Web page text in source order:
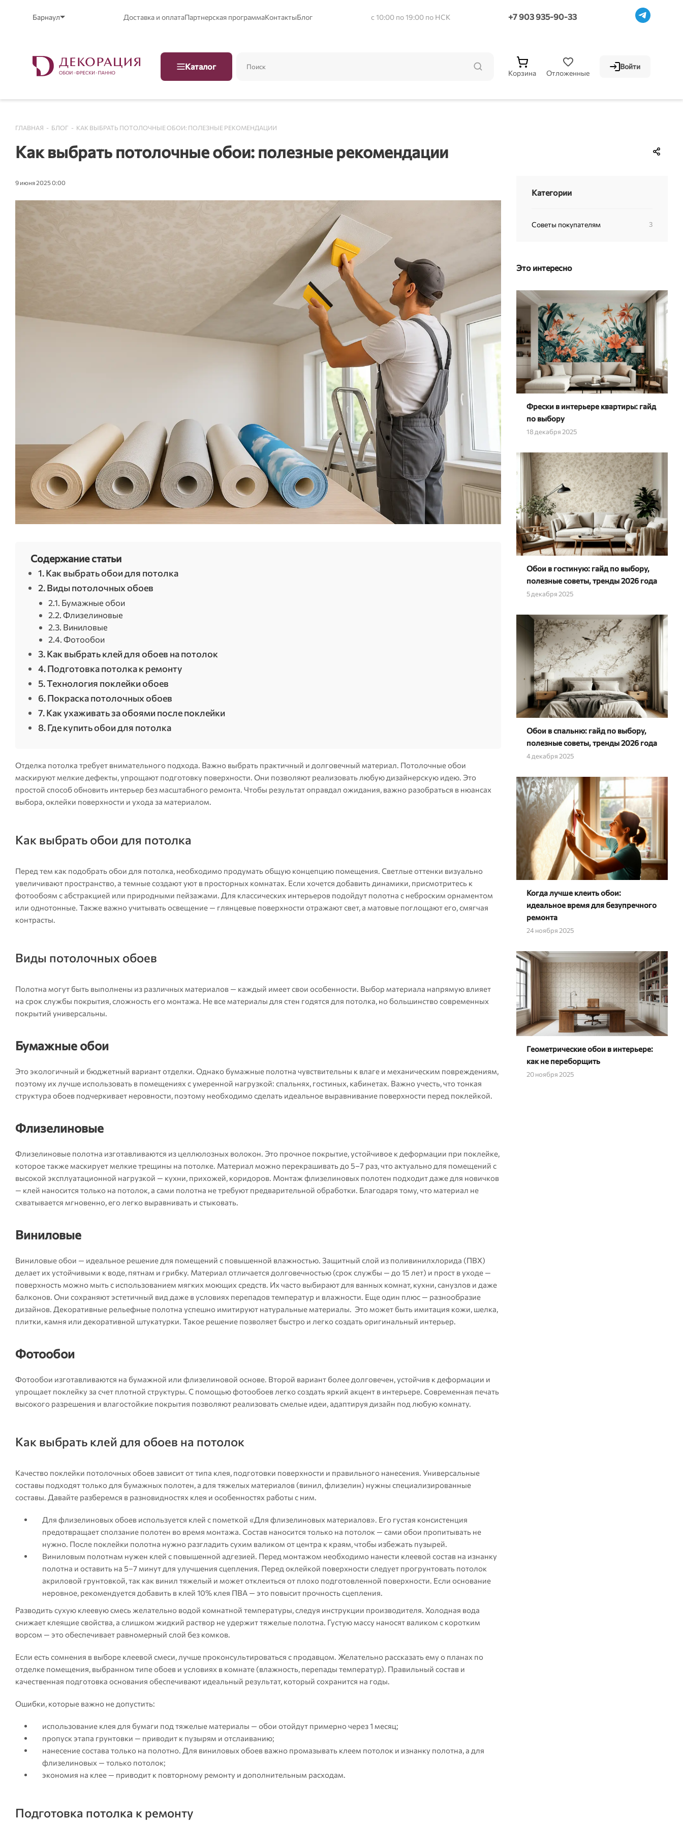
Барнаул Доставка и оплатаПартнерская программаКонтактыБлог с 10:00 по 19:00 по НСК +7 903 935-90-33
Каталог
Отложенные
Корзина
Войти
ГЛАВНАЯ - БЛОГ - КАК ВЫБРАТЬ ПОТОЛОЧНЫЕ ОБОИ: ПОЛЕЗНЫЕ РЕКОМЕНДАЦИИ
Как выбрать потолочные обои: полезные рекомендации
9 июня 2025 0:00
Содержание статьи
1. Как выбрать обои для потолка
2. Виды потолочных обоев
2.1. Бумажные обои
2.2. Флизелиновые
2.3. Виниловые
2.4. Фотообои
3. Как выбрать клей для обоев на потолок
4. Подготовка потолка к ремонту
5. Технология поклейки обоев
6. Покраска потолочных обоев
7. Как ухаживать за обоями после поклейки
8. Где купить обои для потолка
Отделка потолка требует внимательного подхода. Важно выбрать практичный и долговечный материал. Потолочные обои
маскируют мелкие дефекты, упрощают подготовку поверхности. Они позволяют реализовать любую дизайнерскую идею. Это
простой способ обновить интерьер без масштабного ремонта. Чтобы результат оправдал ожидания, важно разобраться в нюансах
выбора, оклейки поверхности и ухода за материалом.
Как выбрать обои для потолка
Перед тем как подобрать обои для потолка, необходимо продумать общую концепцию помещения. Светлые оттенки визуально
увеличивают пространство, а темные создают уют в просторных комнатах. Если хочется добавить динамики, присмотритесь к
фотообоям с абстракцией или природными пейзажами. Для классических интерьеров подойдут полотна с неброским орнаментом
или однотонные. Также важно учитывать освещение — глянцевые поверхности отражают свет, а матовые поглощают его, смягчая
контрасты.
Виды потолочных обоев
Полотна могут быть выполнены из различных материалов — каждый имеет свои особенности. Выбор материала напрямую влияет
на срок службы покрытия, сложность его монтажа. Не все материалы для стен годятся для потолка, но большинство современных
покрытий универсальны.
Бумажные обои
Это экологичный и бюджетный вариант отделки. Однако бумажные полотна чувствительны к влаге и механическим повреждениям,
поэтому их лучше использовать в помещениях с умеренной нагрузкой: спальнях, гостиных, кабинетах. Важно учесть, что тонкая
структура обоев подчеркивает неровности, поэтому необходимо сделать идеальное выравнивание поверхности перед поклейкой.
Флизелиновые
Флизелиновые полотна изготавливаются из целлюлозных волокон. Это прочное покрытие, устойчивое к деформации при поклейке,
которое также маскирует мелкие трещины на потолке. Материал можно перекрашивать до 5–7 раз, что актуально для помещений с
высокой эксплуатационной нагрузкой — кухни, прихожей, коридоров. Монтаж флизелиновых полотен подходит даже для новичков
— клей наносится только на потолок, а сами полотна не требуют предварительной обработки. Благодаря тому, что материал не
схватывается мгновенно, его легко выравнивать и стыковать.
Виниловые
Виниловые обои — идеальное решение для помещений с повышенной влажностью. Защитный слой из поливинилхлорида (ПВХ)
делает их устойчивыми к воде, пятнам и грибку. Материал отличается долговечностью (срок службы — до 15 лет) и прост в уходе —
поверхность можно мыть с использованием мягких моющих средств. Их часто выбирают для ванных комнат, кухни, санузлов и даже
балконов. Они сохраняют эстетичный вид даже в условиях перепадов температур и влажности. Еще один плюс — разнообразие
дизайнов. Декоративные рельефные полотна успешно имитируют натуральные материалы. Это может быть имитация кожи, шелка,
плитки, камня или декоративной штукатурки. Такое решение позволяет быстро и легко создать оригинальный интерьер.
Фотообои
Фотообои изготавливаются на бумажной или флизелиновой основе. Второй вариант более долговечен, устойчив к деформации и
упрощает поклейку за счет плотной структуры. С помощью фотообоев легко создать яркий акцент в интерьере. Современная печать
высокого разрешения и влагостойкие покрытия позволяют реализовать смелые идеи, адаптируя дизайн под любую комнату.
Как выбрать клей для обоев на потолок
Качество поклейки потолочных обоев зависит от типа клея, подготовки поверхности и правильного нанесения. Универсальные
составы подходят только для бумажных полотен, а для тяжелых материалов (винил, флизелин) нужны специализированные
составы. Давайте разберемся в разновидностях клея и особенностях работы с ним.
Для флизелиновых обоев используется клей с пометкой «Для флизелиновых материалов». Его густая консистенция
предотвращает сползание полотен во время монтажа. Состав наносится только на потолок — сами обои пропитывать не
нужно. После поклейки полотна нужно разгладить сухим валиком от центра к краям, чтобы избежать пузырей.
Виниловым полотнам нужен клей с повышенной адгезией. Перед монтажом необходимо нанести клеевой состав на изнанку
полотна и оставить на 5–7 минут для улучшения сцепления. Перед оклейкой поверхности следует прогрунтовать потолок
акриловой грунтовкой, так как винил тяжелый и может отклеиться от плохо подготовленной поверхности. Если основание
неровное, рекомендуется добавить в клей 10% клея ПВА — это повысит прочность сцепления.
Разводить сухую клеевую смесь желательно водой комнатной температуры, следуя инструкции производителя. Холодная вода
снижает клеящие свойства, а слишком жидкий раствор не удержит тяжелые полотна. Густую массу наносят валиком с коротким
ворсом — это обеспечивает равномерный слой без комков.
Если есть сомнения в выборе клеевой смеси, лучше проконсультироваться с продавцом. Желательно рассказать ему о планах по
отделке помещения, выбранном типе обоев и условиях в комнате (влажность, перепады температур). Правильный состав и
качественная подготовка основания обеспечивают идеальный результат, который сохранится на годы.
Ошибки, которые важно не допустить:
использование клея для бумаги под тяжелые материалы — обои отойдут примерно через 1 месяц;
пропуск этапа грунтовки — приводит к пузырям и отслаиванию;
нанесение состава только на полотно. Для виниловых обоев важно промазывать клеем потолок и изнанку полотна, а для
флизелиновых — только потолок;
экономия на клее — приводит к повторному ремонту и дополнительным расходам.
Подготовка потолка к ремонту
Категории
Советы покупателям 3
Это интересно
Фрески в интерьере квартиры: гайд
по выбору
18 декабря 2025
Обои в гостиную: гайд по выбору,
полезные советы, тренды 2026 года
5 декабря 2025
Обои в спальню: гайд по выбору,
полезные советы, тренды 2026 года
4 декабря 2025
Когда лучше клеить обои:
идеальное время для безупречного
ремонта
24 ноября 2025
Геометрические обои в интерьере:
как не переборщить
20 ноября 2025